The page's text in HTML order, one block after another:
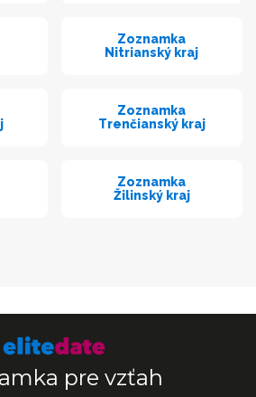
Zoznamka
Nitrianský kraj
Zoznamka
Trenčianský kraj
Zoznamka
Žilinský kraj
pre vzťah